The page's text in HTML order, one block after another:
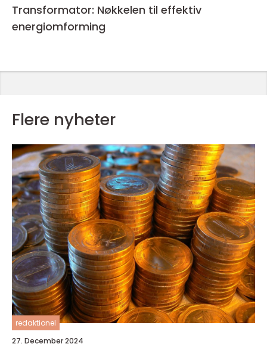
Transformator: Nøkkelen til effektiv
energiomforming
Flere nyheter
redaktionel
27. December 2024